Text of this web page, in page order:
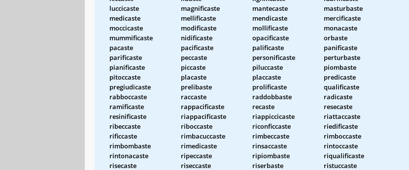
luccicaste
magnificaste mantecaste
masturbaste
medicaste
mellificaste mendicaste
mercificaste
moccicaste
modificaste mollificaste
monacaste
mummificaste
nidificaste opacificaste
orbaste
pacaste
pacificaste palificaste
panificaste
parificaste
peccaste personificaste
perturbaste
pianificaste
piccaste piluccaste
piombaste
pitoccaste
placaste placcaste
predicaste
pregiudicaste
prelibaste prolificaste
qualificaste
rabboccaste
raccaste raddobbaste
radicaste
ramificaste
rappacificaste recaste
resecaste
resinificaste
riappacificaste riappiccicaste
riattaccaste
ribeccaste
riboccaste riconficcaste
riedificaste
rificcaste
rimbacuccaste rimbeccaste
rimboccaste
rimbombaste
rimedicaste rinsaccaste
rintoccaste
rintonacaste
ripeccaste ripiombaste
riqualificaste
risecaste
riseccaste riserbaste
ristuccaste